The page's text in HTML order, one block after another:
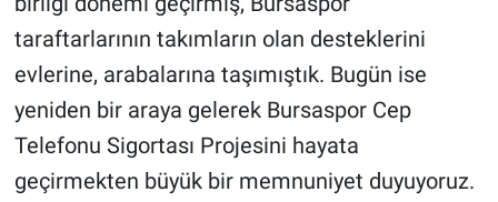
taraftarlarının takımların olan desteklerini
evlerine, arabalarına taşımıştık. Bugün ise
yeniden bir araya gelerek Bursaspor Cep
Telefonu Sigortası Projesini hayata
geçirmekten büyük bir memnuniyet duyuyoruz.